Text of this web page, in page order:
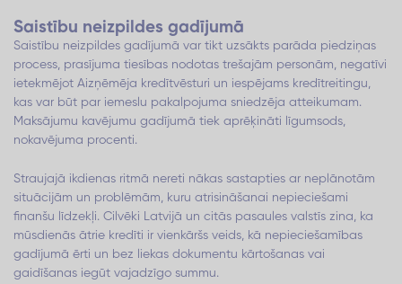
Saistību neizpildes gadījumā
Saistību neizpildes gadījumā var tikt uzsākts parāda piedziņas
process, prasījuma tiesības nodotas trešajām personām, negatīvi
ietekmējot Aizņēmēja kredītvēsturi un iespējams kredītreitingu,
kas var būt par iemeslu pakalpojuma sniedzēja atteikumam.
Maksājumu kavējumu gadījumā tiek aprēķināti līgumsods,
nokavējuma procenti.
Straujajā ikdienas ritmā nereti nākas sastapties ar neplānotām
situācijām un problēmām, kuru atrisināšanai nepieciešami
finanšu līdzekļi. Cilvēki Latvijā un citās pasaules valstīs zina, ka
mūsdienās ātrie kredīti ir vienkāršs veids, kā nepieciešamības
gadījumā ērti un bez liekas dokumentu kārtošanas vai
gaidīšanas iegūt vajadzīgo summu.